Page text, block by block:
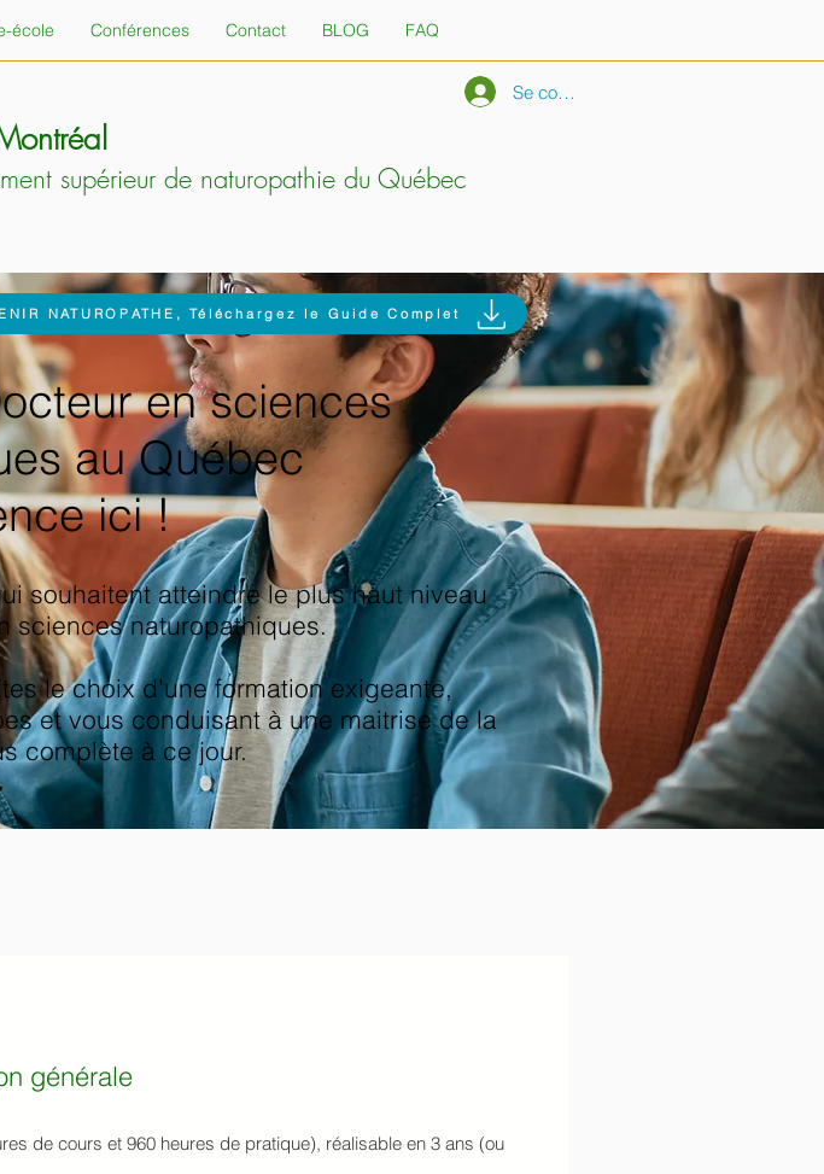
école Conférences Contact BLOG FAQ
Se connecter
supérieur de naturopathie du Québec
NATUROPATHE, Téléchargez le Guide Complet
souhaitent atteindre le plus haut niveau
sciences naturopathiques.
le choix d'une formation exigeante,
et vous conduisant à une maitrise de la
complète à ce jour.
en sciences
au Québec
ici !
générale
de cours et 960 heures de pratique), réalisable en 3 ans (ou